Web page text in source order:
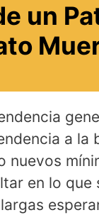
un
a la
en lo